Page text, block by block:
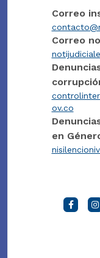
Correo
Correo
ov.co
en